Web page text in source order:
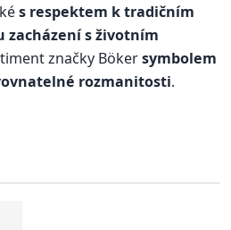
s respektem k tradičním
zacházení s životním
značky Bökersymbolem
rozmanitosti.